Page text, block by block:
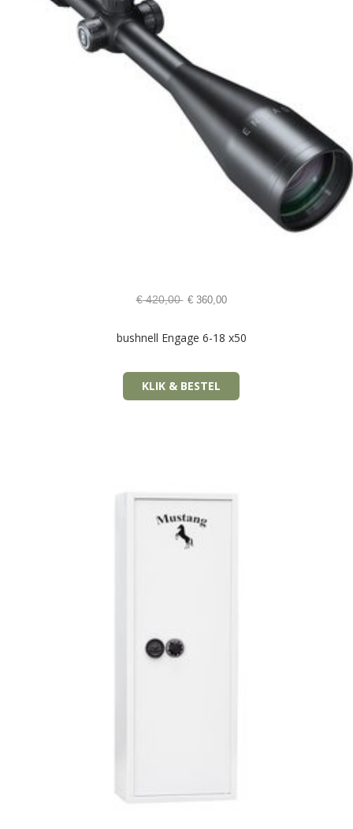
€420,00 €360,00
bushnell Engage 6-18 x50
KLIK & BESTEL